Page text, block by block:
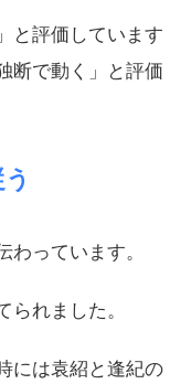
と評価しています
断で動く」と評価
っています。
られました。
には袁紹と逢紀の